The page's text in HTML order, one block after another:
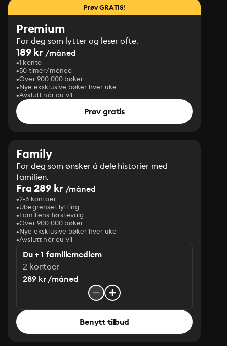
Prøv GRATIS!
Premium
For deg som lytter og leser ofte.
189 kr /måned
1 konto
50 timer/måned
Over 900 000 bøker
Nye eksklusive bøker hver uke
Avslutt når du vil
Prøv gratis
Family
For deg som ønsker å dele historier med
familien.
Fra 289 kr/måned
2-3 kontoer
Ubegrenset lytting
Familiens førstevalg
Over 900 000 bøker
Nye eksklusive bøker hver uke
Avslutt når du vil
Du + 1 familiemedlem
2 kontoer
289 kr /måned
Benytt tilbud